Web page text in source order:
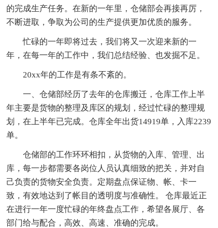
的完成生产任务。在新的一年里，仓储部会再接再厉，
不断进取，争取为公司的生产提供更加优质的服务。
忙碌的一年即将过去，我们将又一次迎来新的一
年，在每一年的工作中，我们总结经验、也发掘不足。
20xx年的工作是有条不紊的。
一、仓储部经历了去年的仓库搬迁，仓库工作上半
年主要是货物的整理及库区的规划，经过忙碌的整理规
划，在上半年已完成。仓库全年出货14919单，入库2239
单。
仓储部的工作环环相扣，从货物的入库、管理、出
库，每一步都需要各岗位人员认真细致的把关，并对自
己负责的货物安全负责。定期盘点保证物、帐、卡一
致，有效地达到了帐目的透明度与准确性。 仓库最近正
在进行一年一度忙碌的年终盘点工作，希望各展厅、各
部门给与配合，高效、高速、准确的完成。